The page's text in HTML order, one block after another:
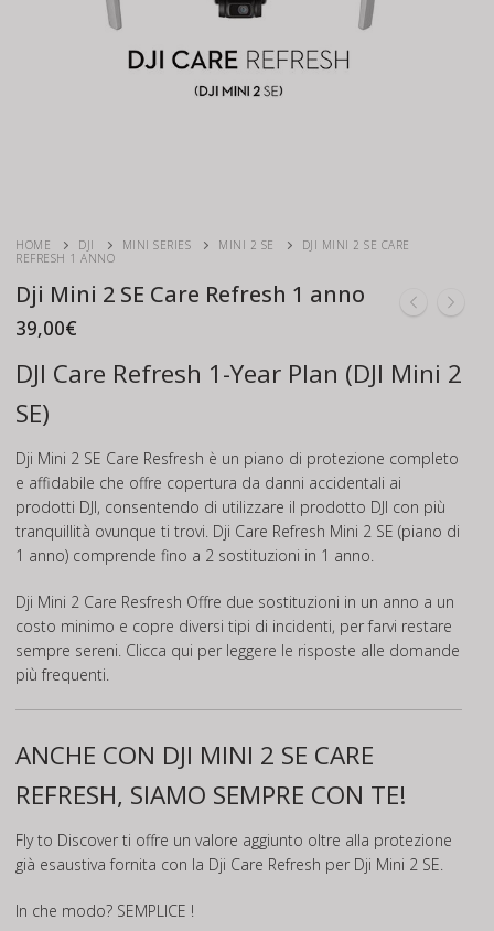
HOME DJI MINI SERIES MINI 2 SE
DJI MINI 2 SE CARE
REFRESH 1 ANNO
Dji Mini 2 SE Care Refresh 1 anno
39,00€
DJI Care Refresh 1-Year Plan (DJI Mini 2
SE)
Dji Mini 2 SE Care Resfresh è un piano di protezione completo
e affidabile che offre copertura da danni accidentali ai
prodotti DJI, consentendo di utilizzare il prodotto DJI con più
tranquillità ovunque ti trovi. Dji Care Refresh Mini 2 SE (piano di
1 anno) comprende fino a 2 sostituzioni in 1 anno.
Dji Mini 2 Care Resfresh Offre due sostituzioni in un anno a un
costo minimo e copre diversi tipi di incidenti, per farvi restare
sempre sereni. Clicca qui per leggere le risposte alle domande
più frequenti.
ANCHE CON DJI MINI 2 SE CARE
REFRESH, SIAMO SEMPRE CON TE!
Fly to Discover ti offre un valore aggiunto oltre alla protezione
già esaustiva fornita con la Dji Care Refresh per Dji Mini 2 SE.
In che modo? SEMPLICE !